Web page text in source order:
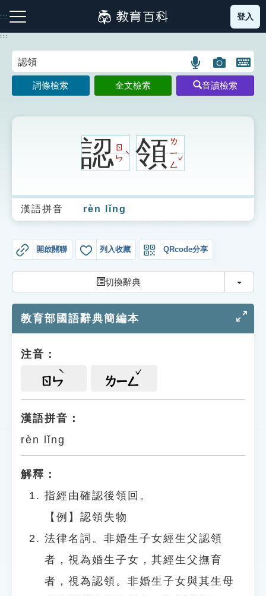
到
主
:::
注音索引圖示 筆畫索引圖示 部首索引表圖示
生字詞彙表
成語故事
索引選單
單字索引
遊戲專區
貓頭鷹博士
登入
:::
語
言
搜
圖
片
搜
開
鍵
圖
詞條檢索 全文檢索 音讀檢索
認ㄖ
ㄣ
ˋ 領ㄌ
ㄧ
ㄥ
ˇ
漢語拼音 rèn lǐng
開啟關聯 列入收藏 QRcode分享
切換辭典 切換
教育部國語辭典簡編本
注音：
ㄖㄣ ㄌㄧㄥ
漢語拼音：
rèn lǐng
解釋：
指經由確認後領回。
【例】認領失物
法律名詞。非婚生子女經生父認領
者，視為婚生子女，其經生父撫育
者，視為認領。非婚生子女與其生母